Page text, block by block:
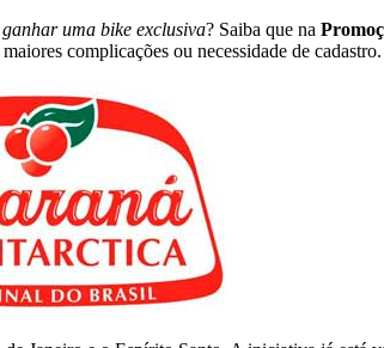
uma bike exclusiva? Saiba que na
complicações ou necessidade de cadastro.